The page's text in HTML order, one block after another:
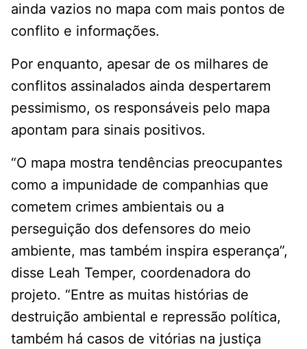
ainda vazios no mapa com mais pontos de
conflito e informações.
Por enquanto, apesar de os milhares de
conflitos assinalados ainda despertarem
pessimismo, os responsáveis pelo mapa
apontam para sinais positivos.
“O mapa mostra tendências preocupantes
como a impunidade de companhias que
cometem crimes ambientais ou a
perseguição dos defensores do meio
ambiente, mas também inspira esperança”,
disse Leah Temper, coordenadora do
projeto. “Entre as muitas histórias de
destruição ambiental e repressão política,
também há casos de vitórias na justiça